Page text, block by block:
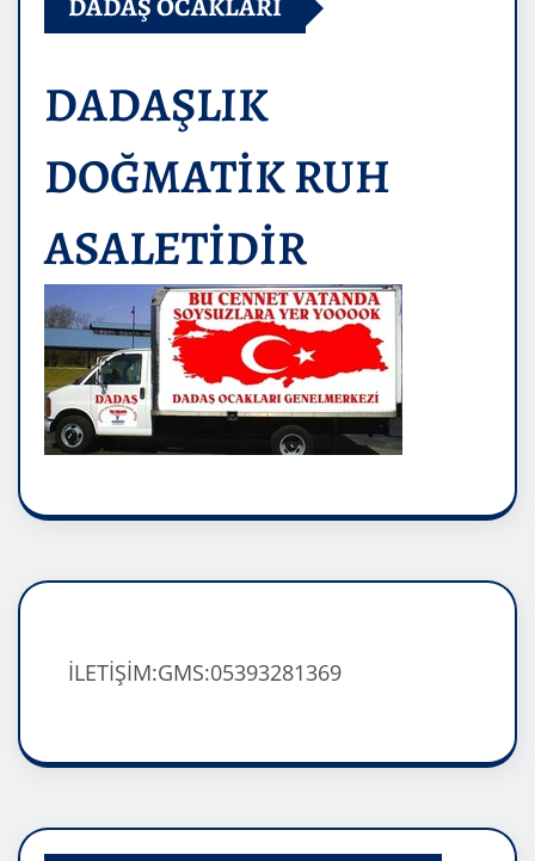
DADAŞ OCAKLARI
DADAŞLIK
DOĞMATİK RUH
ASALETİDİR
İLETİŞİM:GMS:05393281369